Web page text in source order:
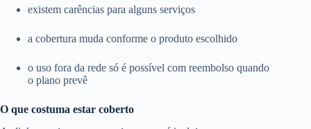
existem carências para alguns serviços
a cobertura muda conforme o produto escolhido
o uso fora da rede só é possível com reembolso quando
o plano prevê
O que costuma estar coberto